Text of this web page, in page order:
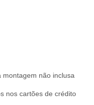
não inclusa
nos cartões de crédito